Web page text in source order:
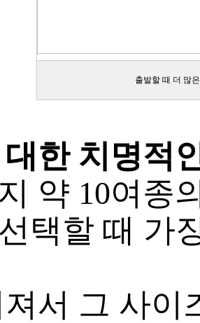
출발할 때 더 많
한 치명적
약 10여종
택할 때 가
서 그 사이